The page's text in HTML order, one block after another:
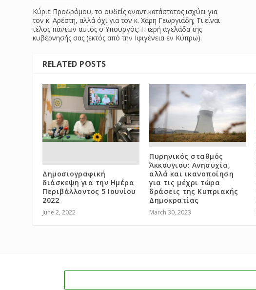
Κύριε Προδρόμου, το ουδείς αναντικατάστατος ισχύει για
τον κ. Αρέστη, αλλά όχι για τον κ. Χάρη Γεωργιάδη; Τι είναι
τέλος πάντων αυτός ο Υπουργός; Η ιερή αγελάδα της
κυβέρνησής σας (εκτός από την Ιφιγένεια εν Κύπρω).
RELATED POSTS
Δημοσιογραφική
διάσκεψη για την Ημέρα
Περιβάλλοντος 5 Ιουνίου
2022
June 2, 2022
Πυρηνικός σταθμός
Άκκουγιου: Ανησυχία,
αλλά και ικανοποίηση
για τις μέχρι τώρα
δράσεις της Κυπριακής
Δημοκρατίας
March 30, 2023